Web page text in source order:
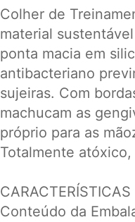
Colher de
material
ponta macia em
antibacteriano
sujeiras. Com
machucam as
próprio para as
Totalmente atóxico,
Conteúdo da